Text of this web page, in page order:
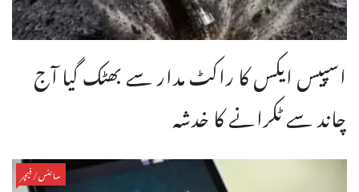
اسپیس ایکس کا راکٹ مدار سے بھٹک گیا آج
چاند سے ٹکرانے کا خدشہ
سائنس/فیچر